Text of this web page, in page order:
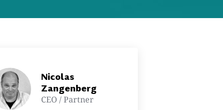
Nicolas
Zangenberg
CEO / Partner